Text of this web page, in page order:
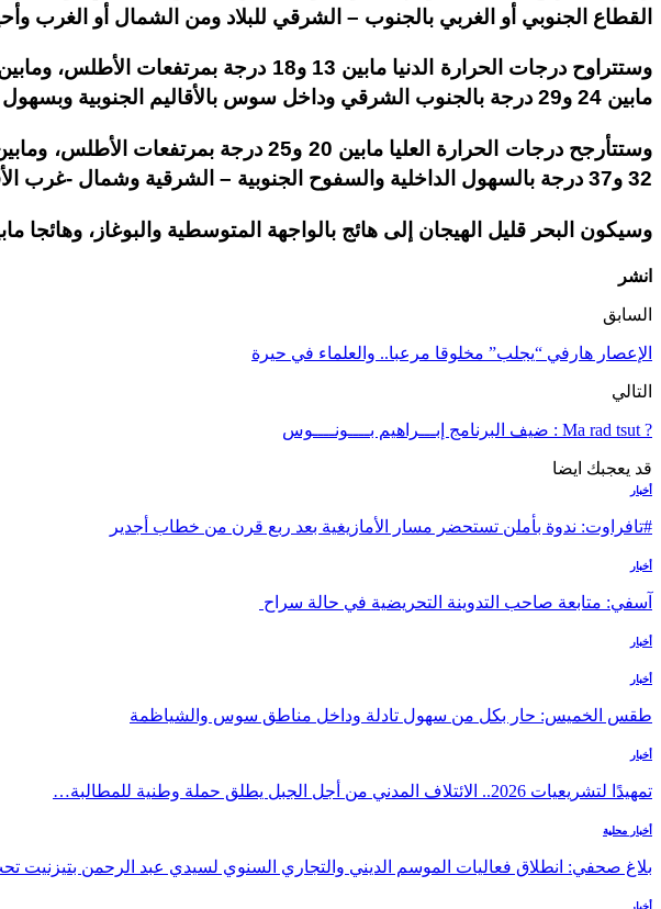
القطاع الجنوبي أو الغربي بالجنوب – الشرقي للبلاد ومن الشمال أو الغرب
مابين 24 و29 درجة بالجنوب الشرقي وداخل سوس بالأقاليم الجنوبية وبسهول تادلة.
32 و37 درجة بالسهول الداخلية والسفوح الجنوبية – الشرقية وشمال -غرب الأقاليم الجنوبية، وستصل مابين 38 و43 درجة بباقي الأقاليم الجنوبية وداخل سوس.
وسيكون البحر قليل الهيجان إلى هائج بالواجهة المتوسطية والبوغاز، وهائجا
انشر
السابق
الإعصار هارفي “يجلب” مخلوقا مرعبا.. والعلماء في حيرة
التالي
? Ma rad tsut : ضيف البرنامج إبـــراهيم بــــونــــوس
قد يعجبك ايضا
أخبار
#تافراوت: ندوة بأملن تستحضر مسار الأمازيغية بعد ربع قرن من خطاب أجدير
أخبار
آسفي: متابعة صاحب التدوينة التحريضية في حالة سراح
أخبار
أخبار
طقس الخميس: ﺣﺎﺭ بكل من سهول تادلة وداخل مناطق سوس والشياظمة
أخبار
تمهيدًا لتشريعيات 2026.. الائتلاف المدني من أجل الجبل يطلق حملة وطنية للمطالبة…
أخبار محلية
بلاغ صحفي: انطلاق فعاليات الموسم الديني والتجاري السنوي لسيدي عبد الرحمن بتيزنيت
أخبار